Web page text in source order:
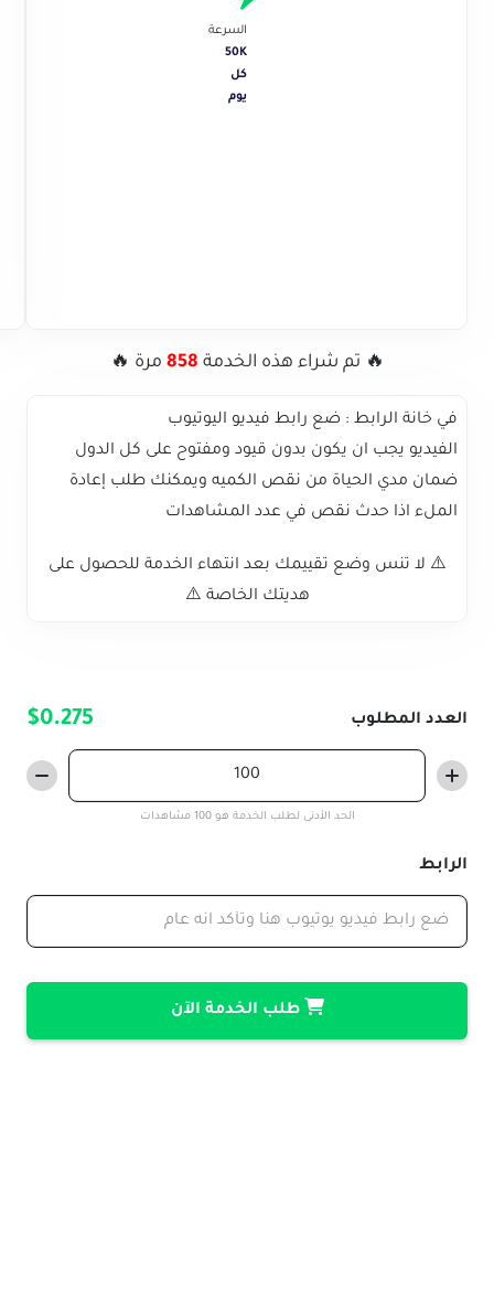
السرعة
50K
كل
يوم
🔥 تم شراء هذه الخدمة 858 مرة 🔥
في خانة الرابط : ضع رابط فيديو اليوتيوب
الفيديو يجب ان يكون بدون قيود ومفتوح على كل الدول
ضمان مدي الحياة من نقص الكميه ويمكنك طلب إعادة
الملء اذا حدث نقص في عدد المشاهدات
⚠️ لا تنس وضع تقييمك بعد انتهاء الخدمة للحصول على
هديتك الخاصة ⚠️
العدد المطلوب $0.275
الحد الأدنى لطلب الخدمة هو 100 مشاهدات
الرابط
طلب الخدمة الآن